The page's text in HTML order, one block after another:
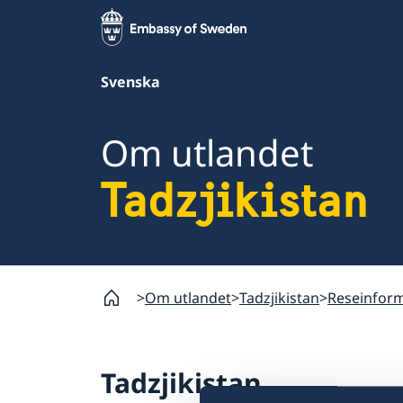
Svenska
Om utlandet
Tadzjikistan
Om utlandet Tadzjikistan
Tadzjikistan